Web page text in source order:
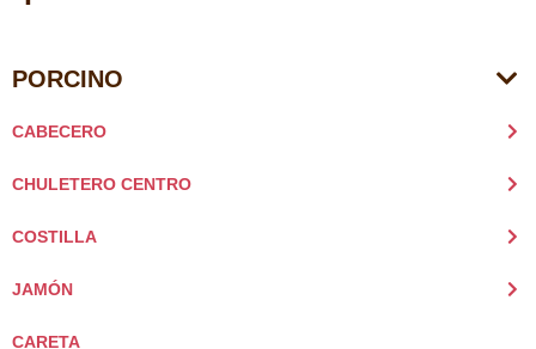
PORCINO
CABECERO
CHULETERO CENTRO
COSTILLA
JAMÓN
CARETA